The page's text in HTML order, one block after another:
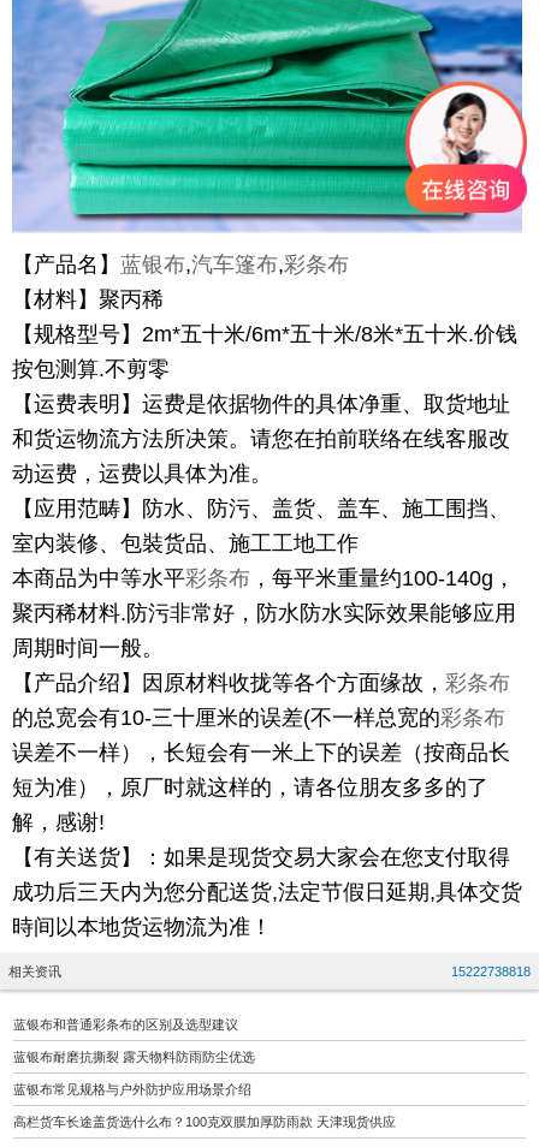
【产品名】 蓝银布,汽车篷布,彩条布
【材料】聚丙稀
【规格型号】2m*五十米/6m*五十米/8米*五十米.价钱
按包测算.不剪零
【运费表明】运费是依据物件的具体净重、取货地址
和货运物流方法所决策。请您在拍前联络在线客服改
动运费，运费以具体为准。
【应用范畴】防水、防污、盖货、盖车、施工围挡、
室内装修、包裝货品、施工工地工作
本商品为中等水平彩条布 ，每平米重量约100-140g，
聚丙稀材料.防污非常好，防水防水实际效果能够应用
周期时间一般。
【产品介绍】因原材料收拢等各个方面缘故， 彩条布
的总宽会有10-三十厘米的误差(不一样总宽的彩条布
误差不一样），长短会有一米上下的误差（按商品长
短为准），原厂时就这样的，请各位朋友多多的了
解，感谢!
【有关送货】：如果是现货交易大家会在您支付取得
成功后三天内为您分配送货,法定节假日延期,具体交货
時间以本地货运物流为准！
相关资讯 15222738818
蓝银布和普通彩条布的区别及选型建议
蓝银布耐磨抗撕裂 露天物料防雨防尘优选
蓝银布常见规格与户外防护应用场景介绍
高栏货车长途盖货选什么布？100克双膜加厚防雨款 天津现货供应